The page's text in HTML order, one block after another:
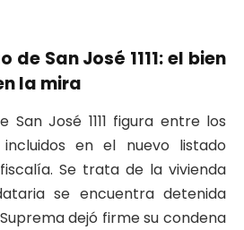
San José 1111: el bien
la mira
José 1111 figura entre los
en el nuevo listado
Se trata de la vivienda
se encuentra detenida
dejó firme su condena